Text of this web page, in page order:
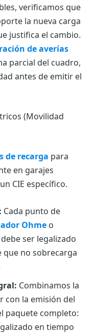
verificamos que
la nueva carga
justifica el cambio.
de averías
parcial del cuadro,
antes de emitir el
(Movilidad
de recarga para
en garajes
CIE específico.
Cada punto de
Ohme o
ser legalizado
que no sobrecarga
Combinamos la
con la emisión del
paquete completo:
en tiempo